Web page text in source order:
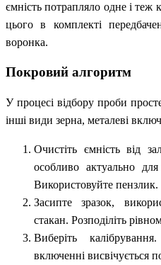
ємність потрапляло одне і теж
цього в комплекті
воронка.
Покровий алгоритм
У процесі відбору проби
інші види зерна, металеві
Очистіть ємність від
особливо актуально для
Використовуйте пензлик.
Засипте зразок,
стакан. Розподіліть
Виберіть
включенні висвічується